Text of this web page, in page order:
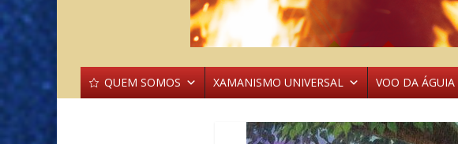
QUEM SOMOS XAMANISMO UNIVERSAL VOO DA ÁGUIA